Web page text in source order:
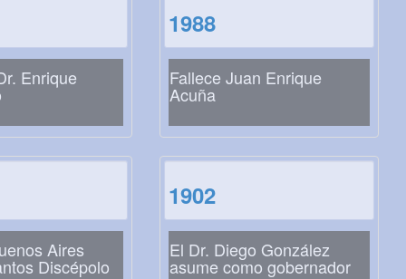
Enrique
1988
Fallece Juan Enrique
Acuña
Aires
Discépolo
1902
El Dr. Diego González
asume como gobernador